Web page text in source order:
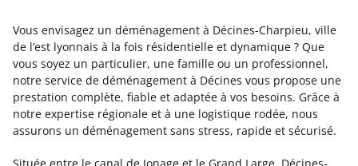
Vous envisagez un déménagement à Décines-Charpieu, ville
de l’est lyonnais à la fois résidentielle et dynamique ? Que
vous soyez un particulier, une famille ou un professionnel,
notre service de déménagement à Décines vous propose une
prestation complète, fiable et adaptée à vos besoins. Grâce à
notre expertise régionale et à une logistique rodée, nous
assurons un déménagement sans stress, rapide et sécurisé.
Située entre le canal de Jonage et le Grand Large, Décines-